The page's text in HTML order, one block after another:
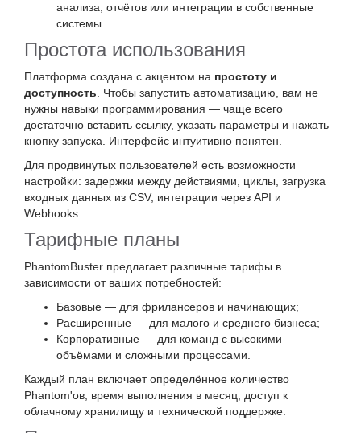
анализа, отчётов или интеграции в собственные
системы.
Простота использования
Платформа создана с акцентом на простоту и
доступность . Чтобы запустить автоматизацию, вам не
нужны навыки программирования — чаще всего
достаточно вставить ссылку, указать параметры и нажать
кнопку запуска. Интерфейс интуитивно понятен.
Для продвинутых пользователей есть возможности
настройки: задержки между действиями, циклы, загрузка
входных данных из CSV, интеграции через API и
Webhooks.
Тарифные планы
PhantomBuster предлагает различные тарифы в
зависимости от ваших потребностей:
Базовые — для фрилансеров и начинающих;
Расширенные — для малого и среднего бизнеса;
Корпоративные — для команд с высокими
объёмами и сложными процессами.
Каждый план включает определённое количество
Phantom'ов, время выполнения в месяц, доступ к
облачному хранилищу и технической поддержке.